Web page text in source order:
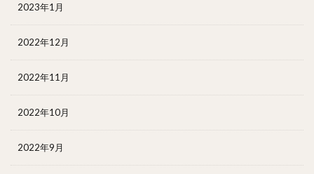
2023年1月
2022年12月
2022年11月
2022年10月
2022年9月